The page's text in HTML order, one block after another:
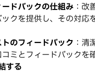
ードバックの仕組み ：改
ックを提供し、その対応
のフィードバック ：清
ミとフィードバックを
する